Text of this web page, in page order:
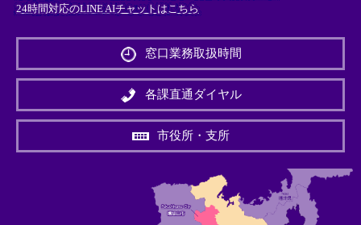
24時間対応のLINE AIチャットはこちら
外
リ
ン
＞
窓口業務取扱時間
各課直通ダイヤル
市役所・支所